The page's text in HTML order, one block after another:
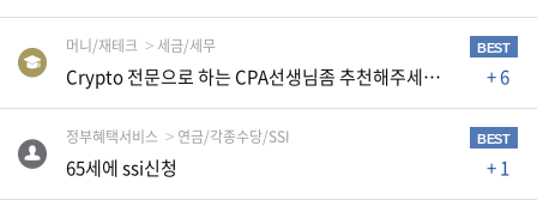
자
차
머니/재테크 세금/세무 BEST
Crypto 전문으로 하는 CPA선생님좀 추천해주세요~~ + 6
정부혜택서비스 연금/각종수당/SSI BEST
65세에 ssi신청 + 1